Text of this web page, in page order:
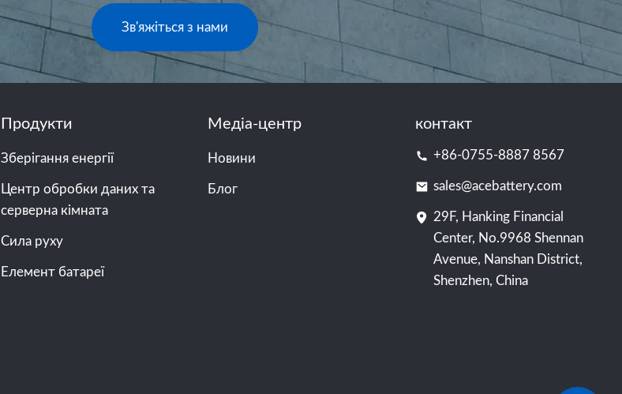
Зв'яжіться з нами
Продукти
Зберігання енергії
Центр обробки даних та
серверна кімната
Сила руху
Елемент батареї
Медіа-центр
Новини
Блог
контакт
+86-0755-8887 8567
sales@acebattery.com
29F, Hanking Financial
Center, No.9968 Shennan
Avenue, Nanshan District,
Shenzhen, China